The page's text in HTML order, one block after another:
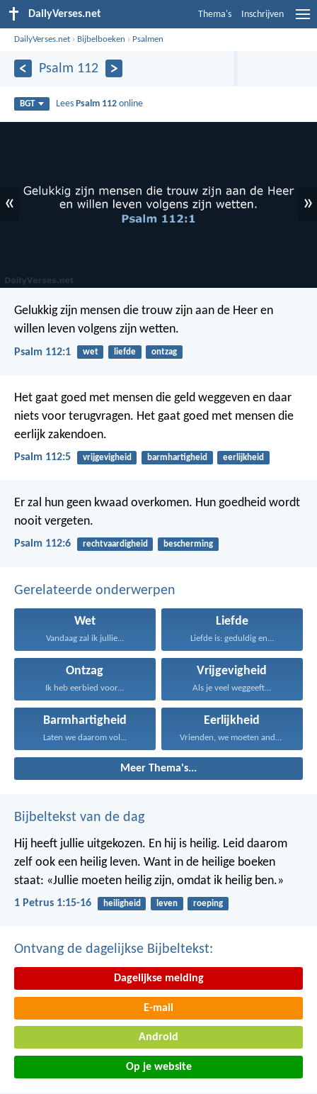
DailyVerses.net Thema's Inschrijven
DailyVerses.net › Bijbelboeken › Psalmen
Psalm 112
BGT Lees Psalm 112 online
« »
Gelukkig zijn mensen die trouw zijn aan de Heer en
willen leven volgens zijn wetten.
Psalm 112:1 wet liefde ontzag
Het gaat goed met mensen die geld weggeven en daar
niets voor terugvragen. Het gaat goed met mensen die
eerlijk zakendoen.
Psalm 112:5 vrijgevigheid barmhartigheid eerlijkheid
Er zal hun geen kwaad overkomen. Hun goedheid wordt
nooit vergeten.
Psalm 112:6 rechtvaardigheid bescherming
Gerelateerde onderwerpen
Wet
Vandaag zal ik jullie...
Liefde
Liefde is: geduldig en...
Ontzag
Ik heb eerbied voor...
Vrijgevigheid
Als je veel weggeeft...
Barmhartigheid
Laten we daarom vol...
Eerlijkheid
Vrienden, we moeten anderen...
Meer Thema's...
Bijbeltekst van de dag
Hij heeft jullie uitgekozen. En hij is heilig. Leid daarom
zelf ook een heilig leven. Want in de heilige boeken
staat: «Jullie moeten heilig zijn, omdat ik heilig ben.»
1 Petrus 1:15-16 heiligheid leven roeping
Ontvang de dagelijkse Bijbeltekst:
Dagelijkse melding
E-mail
Android
Op je website